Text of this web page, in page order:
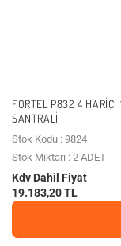
FORTEL P832 4 HARICI
SANTRALI
Stok Kodu : 9824
Stok Miktarı : 2 ADET
Kdv Dahil Fiyat
19.183,20 TL